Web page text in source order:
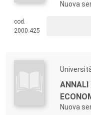
Nuova
cod.
2000.425
ANNALI
Nuova